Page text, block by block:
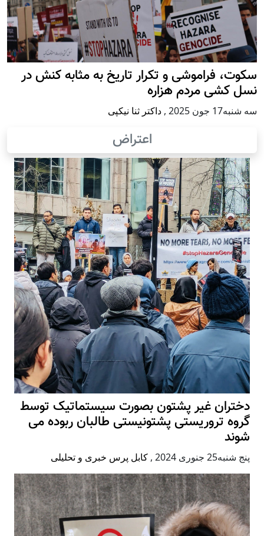
سکوت، فراموشی و تکرار تاريخ به مثابه کنش در
نسل کشی مردم هزاره
سه شنبه17 جون 2025 , داکتر ثنا نیکپی
اعتراض
دختران غیر پشتون بصورت سیستماتیک توسط
گروه تروریستی پشتونیستی طالبان ربوده می
شوند
پنج شنبه25 جنوری 2024 , کابل پرس خبری و تحلیلی